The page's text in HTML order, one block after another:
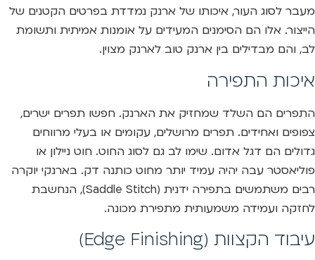
מעבר לסוג העור, איכותו של ארנק נמדדת בפרטים הקטנים של
הייצור. אלו הם הסימנים המעידים על אומנות אמיתית ותשומת
לב, והם מבדילים בין ארנק טוב לארנק מצוין.
איכות התפירה
התפרים הם השלד שמחזיק את הארנק. חפשו תפרים ישרים,
צפופים ואחידים. תפרים מרושלים, עקומים או בעלי מרווחים
גדולים הם דגל אדום. שימו לב גם לסוג החוט. חוט ניילון או
פוליאסטר עבה יהיה עמיד יותר מחוט כותנה דק. בארנקי יוקרה
רבים משתמשים בתפירה ידנית (Saddle Stitch), הנחשבת
לחזקה ועמידה משמעותית מתפירת מכונה.
עיבוד הקצוות (Edge Finishing)